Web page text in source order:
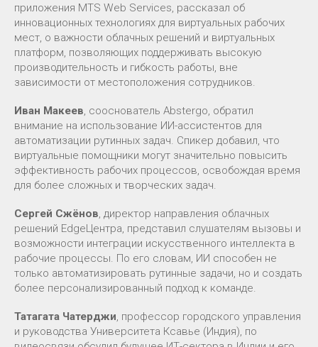
приложения MTS Web Services, рассказал об
инновационных технологиях для виртуальных рабочих
мест, о важности облачных решений и виртуальных
платформ, позволяющих поддерживать высокую
производительность и гибкость работы, вне
зависимости от местоположения сотрудников.
Иван Макеев, сооснователь Abstergo, обратил
внимание на использование ИИ-ассистентов для
автоматизации рутинных задач. Спикер добавил, что
виртуальные помощники могут значительно повысить
эффективность рабочих процессов, освобождая время
для более сложных и творческих задач.
Сергей Сжёнов, директор направления облачных
решений EdgeЦентра, представил слушателям вызовы и
возможности интеграции искусственного интеллекта в
рабочие процессы. По его словам, ИИ способен не
только автоматизировать рутинные задачи, но и создать
более персонализированный подход к команде.
Татагата Чатерджи, профессор городского управления
и руководства Университета Ксавье (Индия), по